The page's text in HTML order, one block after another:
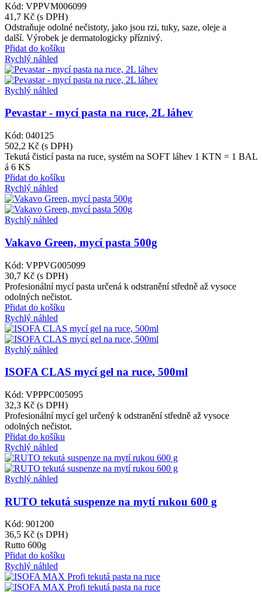
Kód: VPPVM006099
41,7 Kč (s DPH)
Odstraňuje odolné nečistoty, jako jsou rzi, tuky, saze, oleje a
další. Výrobek je dermatologicky příznivý.
Přidat do košíku
Rychlý náhled
Rychlý náhled
Pevastar - mycí pasta na ruce, 2L láhev
Kód: 040125
502,2 Kč (s DPH)
Tekutá čisticí pasta na ruce, systém na SOFT láhev 1 KTN = 1 BAL
á 6 KS
Přidat do košíku
Rychlý náhled
Rychlý náhled
Vakavo Green, mycí pasta 500g
Kód: VPPVG005099
30,7 Kč (s DPH)
Profesionální mycí pasta určená k odstranění středně až vysoce
odolných nečistot.
Přidat do košíku
Rychlý náhled
Rychlý náhled
ISOFA CLAS mycí gel na ruce, 500ml
Kód: VPPPC005095
32,3 Kč (s DPH)
Profesionální mycí gel určený k odstranění středně až vysoce
odolných nečistot.
Přidat do košíku
Rychlý náhled
Rychlý náhled
RUTO tekutá suspenze na mytí rukou 600 g
Kód: 901200
36,5 Kč (s DPH)
Rutto 600g
Přidat do košíku
Rychlý náhled